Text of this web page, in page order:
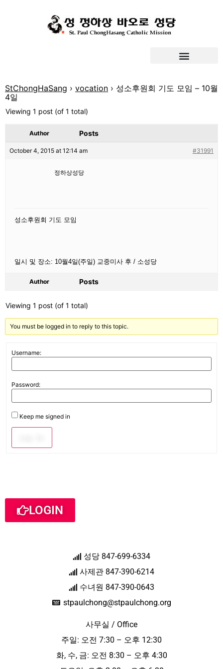
StChongHaSang › vocation › 성소후원회 기도 모임 – 10월
4일
Viewing 1 post (of 1 total)
Author Posts
October 4, 2015 at 12:14 am #31991
정하상성당
성소후원회 기도 모임
일시 및 장소: 10월4일(주일) 교중미사 후 / 소성당
Author Posts
Viewing 1 post (of 1 total)
You must be logged in to reply to this topic.
Username:
Password:
Keep me signed in
LOGIN
성당 847-699-6334
사제관 847-390-6214
수녀원 847-390-0643
stpaulchong@stpaulchong.org
사무실 / Office
주일: 오전 7:30 – 오후 12:30
화, 수, 금: 오전 8:30 – 오후 4:30